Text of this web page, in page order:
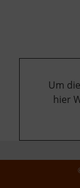
Um
hier